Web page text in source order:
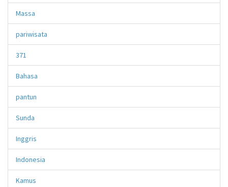
Massa
pariwisata
371
Bahasa
pantun
Sunda
Inggris
Indonesia
Kamus